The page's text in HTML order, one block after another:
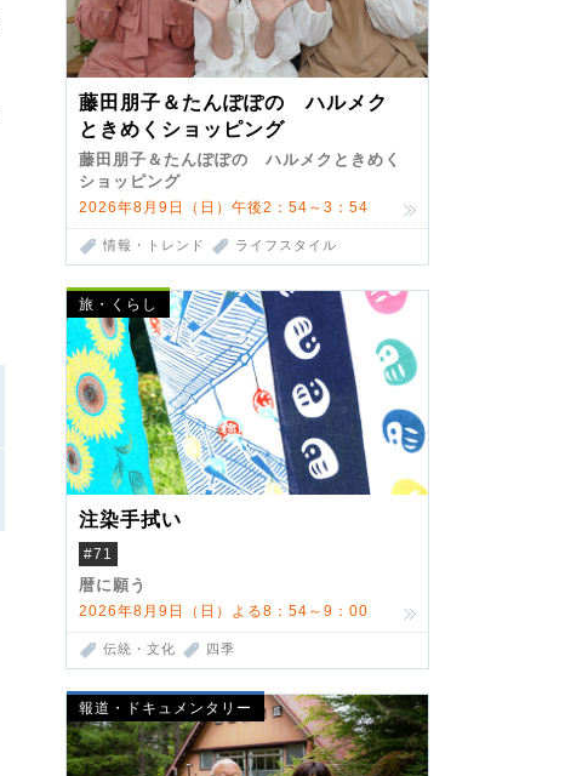
藤田朋子＆たんぽぽの ハルメク
ときめくショッピング
藤田朋子＆たんぽぽの ハルメクときめく
ショッピング
2026年8月9日（日）午後2：54～3：54
情報・トレンド ライフスタイル
旅・くらし
注染手拭い
#71
暦に願う
2026年8月9日（日）よる8：54～9：00
伝統・文化 四季
報道・ドキュメンタリー